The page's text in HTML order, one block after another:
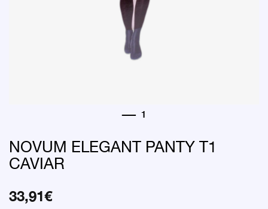
NOVUM ELEGANT PANTY T1
CAVIAR
33,91€